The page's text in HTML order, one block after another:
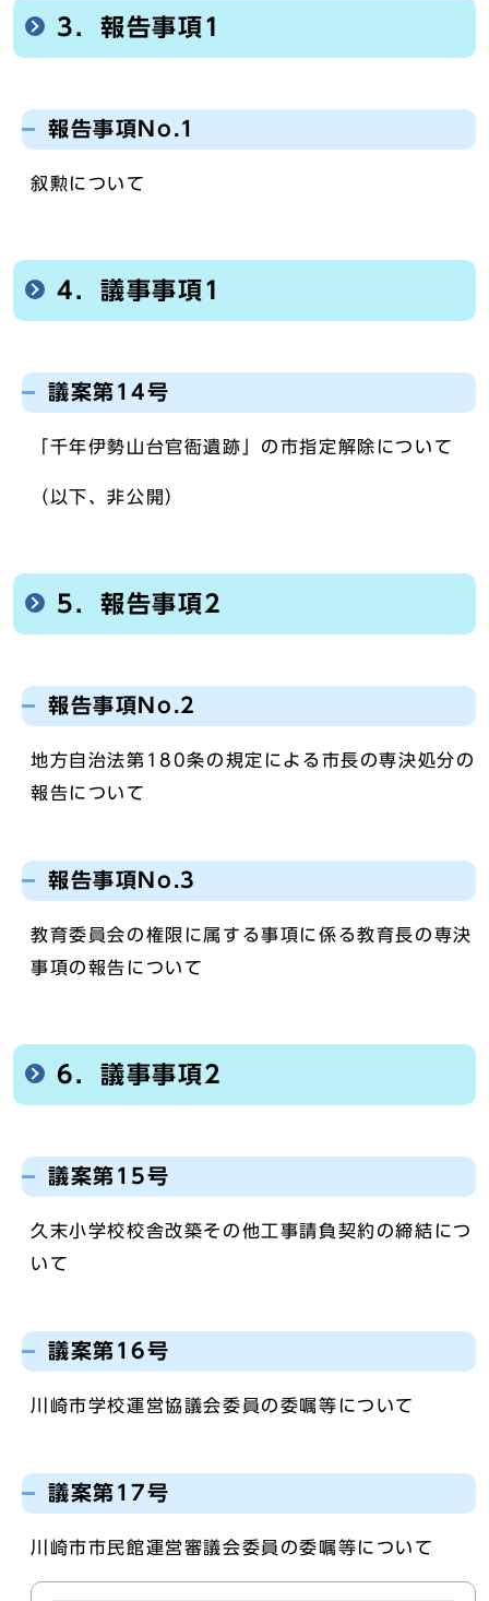
3．報告事項1
報告事項No.1
叙勲について
4．議事事項1
議案第14号
「千年伊勢山台官衙遺跡」の市指定解除について
（以下、非公開）
5．報告事項2
報告事項No.2
地方自治法第180条の規定による市長の専決処分の
報告について
報告事項No.3
教育委員会の権限に属する事項に係る教育長の専決
事項の報告について
6．議事事項2
議案第15号
久末小学校校舎改築その他工事請負契約の締結につ
いて
議案第16号
川崎市学校運営協議会委員の委嘱等について
議案第17号
川崎市市民館運営審議会委員の委嘱等について